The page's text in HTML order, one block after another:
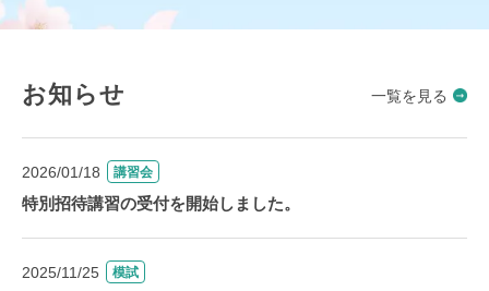
お知らせ 一覧を見る
2026/01/18 講習会
特別招待講習の受付を開始しました。
2025/11/25 模試